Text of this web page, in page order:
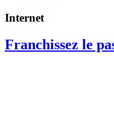
Internet
Franchissez le